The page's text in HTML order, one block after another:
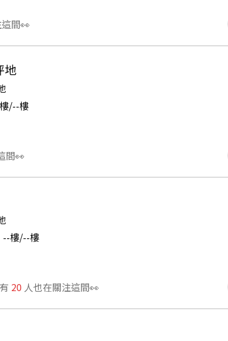
間👀
地
樓/--樓
間👀
--樓/--樓
有 20 人也在關注這間👀